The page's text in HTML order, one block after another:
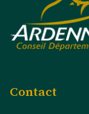
Contact